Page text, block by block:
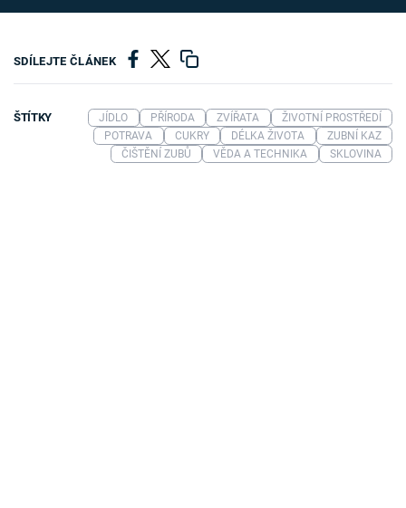
SDÍLEJTE ČLÁNEK
ŠTÍTKY JÍDLO PŘÍRODA ZVÍŘATA
ŽIVOTNÍ PROSTŘEDÍ
POTRAVA
CUKRY DÉLKA ŽIVOTA
ZUBNÍ KAZ
ČIŠTĚNÍ ZUBŮ
VĚDA A TECHNIKA SKLOVINA